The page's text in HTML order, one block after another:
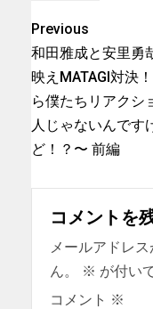
Previous
和田雅成と安里勇
映えMATAGI対決
ら僕たちリアクシ
人じゃないんです
ど！？〜 前編
コメントを
メールアドレ
ん。
※ が付い
コメント ※